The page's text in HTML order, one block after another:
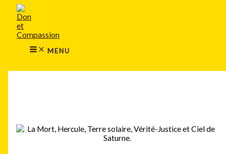
Aller
contenu
MENU